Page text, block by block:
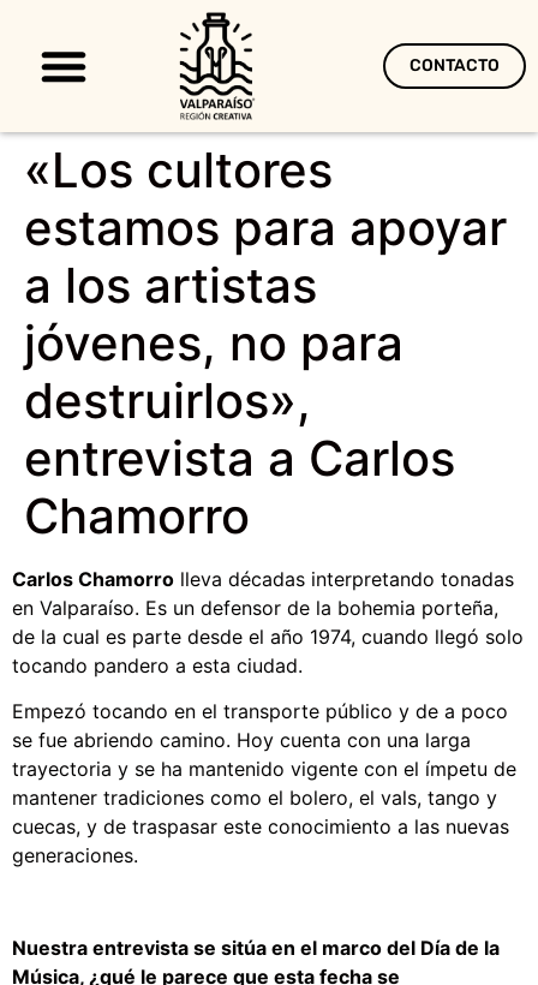
CONTACTO
«Los cultores
estamos para apoyar
a los artistas
jóvenes, no para
destruirlos»,
entrevista a Carlos
Chamorro
Carlos Chamorro lleva décadas interpretando tonadas
en Valparaíso. Es un defensor de la bohemia porteña,
de la cual es parte desde el año 1974, cuando llegó solo
tocando pandero a esta ciudad.
Empezó tocando en el transporte público y de a poco
se fue abriendo camino. Hoy cuenta con una larga
trayectoria y se ha mantenido vigente con el ímpetu de
mantener tradiciones como el bolero, el vals, tango y
cuecas, y de traspasar este conocimiento a las nuevas
generaciones.
Nuestra entrevista se sitúa en el marco del Día de la
Música, ¿qué le parece que esta fecha se